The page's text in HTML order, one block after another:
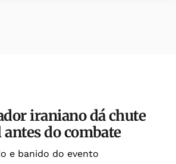
iraniano dá chute
do combate
e banido do evento